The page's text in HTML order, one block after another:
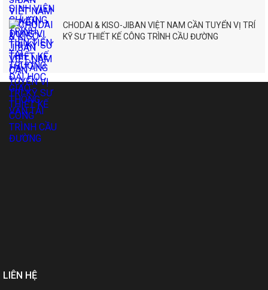
CHODAI & KISO-JIBAN VIỆT NAM CẦN TUYỂN VỊ TRÍ
KỸ SƯ THIẾT KẾ CÔNG TRÌNH CẦU ĐƯỜNG
LIÊN HỆ